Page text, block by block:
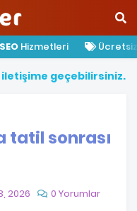
Hizmetleri
iletişime geçebilirsiniz.
tatil sonrası
2026 0 Yorumlar